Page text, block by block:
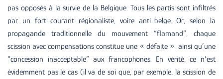
pas opposés à la survie de la Belgique. Tous les partis sont infiltrés
par un fort courant régionaliste, voire anti-belge. Or, selon la
propagande traditionnelle du mouvement “flamand”, chaque
scission avec compensations constitue une « défaite » ainsi qu’une
“concession inacceptable” aux francophones. En vérité, ce n’est
évidemment pas le cas (il va de soi que, par exemple, la scission de